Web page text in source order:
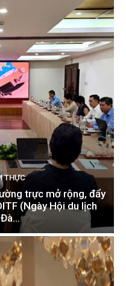
THỰC
trực mở rộng, đẩy
(Ngày Hội du lịch